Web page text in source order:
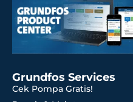
Grundfos Services
Cek Pompa Gratis!